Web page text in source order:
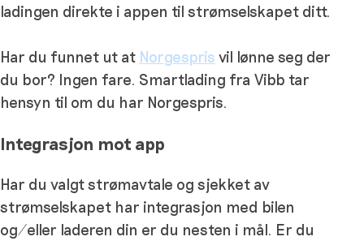
ladingen direkte i appen til strømselskapet ditt.
Har du funnet ut at Norgespris vil lønne seg der
du bor? Ingen fare. Smartlading fra Vibb tar
hensyn til om du har Norgespris.
Integrasjon mot app
Har du valgt strømavtale og sjekket av
strømselskapet har integrasjon med bilen
og/eller laderen din er du nesten i mål. Er du